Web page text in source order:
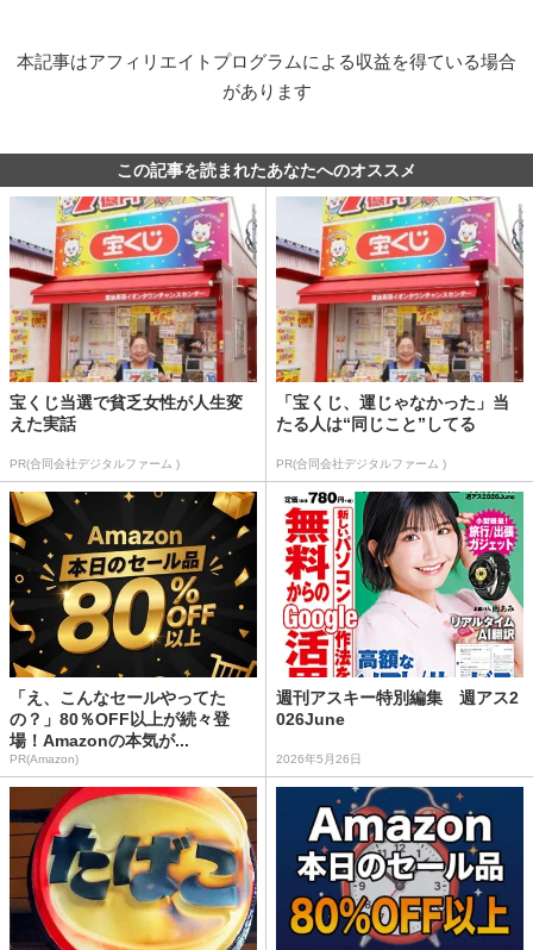
本記事はアフィリエイトプログラムによる収益を得ている場合
があります
この記事を読まれたあなたへのオススメ
宝くじ当選で貧乏女性が人生変
えた実話
PR(合同会社デジタルファーム )
「宝くじ、運じゃなかった」当
たる人は“同じこと”してる
PR(合同会社デジタルファーム )
「え、こんなセールやってた
の？」80％OFF以上が続々登
場！Amazonの本気が...
PR(Amazon)
週刊アスキー特別編集 週アス2
026June
2026年5月26日